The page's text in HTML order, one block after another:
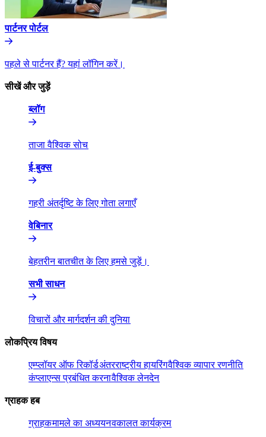
पार्टनर पोर्टल​​
पहले से पार्टनर हैं? यहां लॉगिन करें।​​
सीखें और जुड़ें​​
ब्लॉग​​
ताजा वैश्विक सोच​​
ई-बुक्स​​
गहरी अंतर्दृष्टि के लिए गोता लगाएँ​​
वेबिनार​​
बेहतरीन बातचीत के लिए हमसे जुड़ें।​​
सभी साधन​​
विचारों और मार्गदर्शन की दुनिया​​
लोकप्रिय विषय​​
एम्प्लॉयर ऑफ रिकॉर्ड​​अंतरराष्ट्रीय हायरिंग​​वैश्विक व्यापार रणनीति​​
कंप्लाएन्स प्रबंधित करना​​वैश्विक लेनदेन​​
ग्राहक हब​​
ग्राहक​​मामले का अध्ययन​​वकालत कार्यक्रम​​